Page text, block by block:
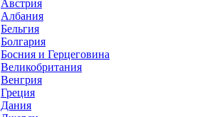
Австрия
Албания
Бельгия
Болгария
Босния и Герцеговина
Великобритания
Венгрия
Греция
Дания